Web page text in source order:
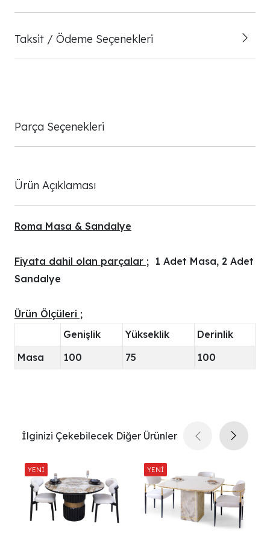
Taksit / Ödeme Seçenekleri
Parça Seçenekleri
Ürün Açıklaması
Roma Masa & Sandalye
Fiyata dahil olan parçalar ; 1 Adet Masa, 2 Adet
Sandalye
Ürün Ölçüleri ;
Genişlik
Yükseklik
Derinlik
Masa
100 75 100
İlginizi Çekebilecek Diğer Ürünler